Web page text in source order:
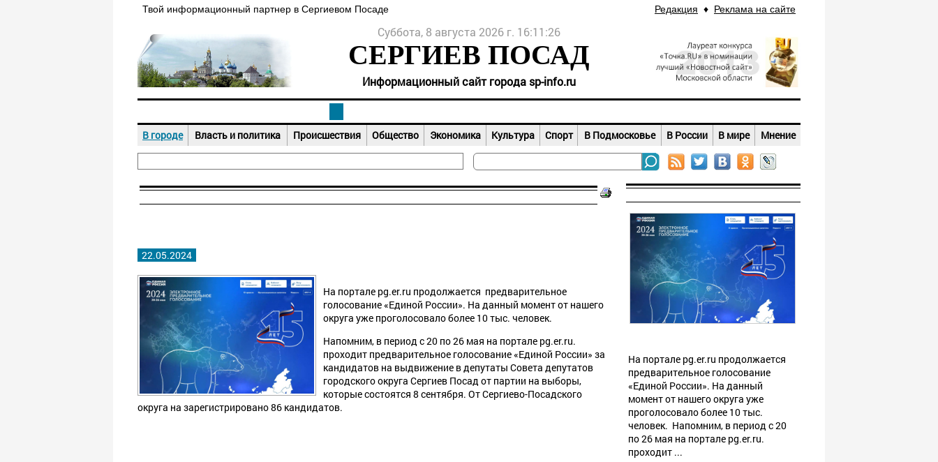
Твой информационный партнер в Сергиевом Посаде Редакция ♦ Реклама на сайте
Суббота, 8 августа 2026 г. 16:11:27
СЕРГИЕВ ПОСАД
Информационный сайт города sp-info.ru
В городе Власть и политика Происшествия Общество Экономика Культура Спорт В Подмосковье В России В мире Мнение
22.05.2024
На портале pg.er.ru продолжается предварительное
голосование «Единой России». На данный момент от нашего
округа уже проголосовало более 10 тыс. человек.
Напомним, в период с 20 по 26 мая на портале pg.er.ru.
проходит предварительное голосование «Единой России» за
кандидатов на выдвижение в депутаты Совета депутатов
городского округа Сергиев Посад от партии на выборы,
которые состоятся 8 сентября. От Сергиево-Посадского
округа на зарегистрировано 86 кандидатов.
На портале pg.er.ru продолжается
предварительное голосование
«Единой России». На данный
момент от нашего округа уже
проголосовало более 10 тыс.
человек. Напомним, в период с 20
по 26 мая на портале pg.er.ru.
проходит ...